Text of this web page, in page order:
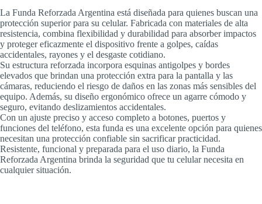
La Funda Reforzada Argentina está diseñada para quienes buscan una
protección superior para su celular. Fabricada con materiales de alta
resistencia, combina flexibilidad y durabilidad para absorber impactos
y proteger eficazmente el dispositivo frente a golpes, caídas
accidentales, rayones y el desgaste cotidiano.
Su estructura reforzada incorpora esquinas antigolpes y bordes
elevados que brindan una protección extra para la pantalla y las
cámaras, reduciendo el riesgo de daños en las zonas más sensibles del
equipo. Además, su diseño ergonómico ofrece un agarre cómodo y
seguro, evitando deslizamientos accidentales.
Con un ajuste preciso y acceso completo a botones, puertos y
funciones del teléfono, esta funda es una excelente opción para quienes
necesitan una protección confiable sin sacrificar practicidad.
Resistente, funcional y preparada para el uso diario, la Funda
Reforzada Argentina brinda la seguridad que tu celular necesita en
cualquier situación.